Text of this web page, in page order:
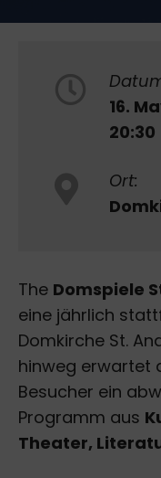
16.
20:30
Ort:
The Domspiele
eine jährlich
Domkirche St.
hinweg erwartet
Besucher ein
Programm aus
Theater,